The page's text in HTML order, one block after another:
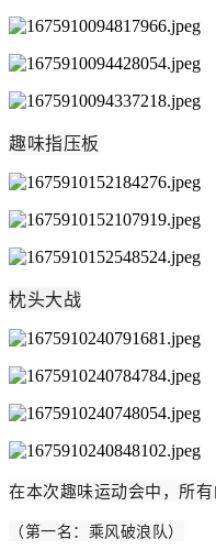
趣味指压板
枕头大战
在本次趣味运动会中，所
（第一名：乘风破浪队）